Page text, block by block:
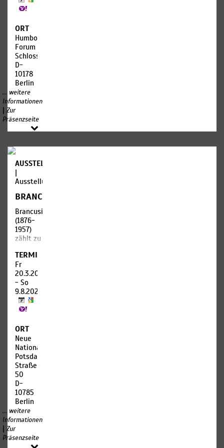
des
und das
Prinzip
der
Autor*innenschaft
hinterfragen.
Sâadane
Afifs
Installationen,
Objekte,
Konzerte
Familienalben
Archive.
Sie
enthüllen
Geschichten,
thematisieren
kollektives
Vergessen
und
öffnen
neue
Bedeutungsschichten
für die
Andreanis
Jubiläumsbeitrag
rahmt
Sammlungen
zeitgenössische
Perspektiven
neu: Die
Ausstellungsarchitektur
verweist
Sigmar
Polkes
Ausstellung
„Drei
Lügen
der
Malerei“
Hamburger
Bahnhof
von
1997
und ihre
Gemälde
we
Legenden
soll
Zhong
Kui 鍾馗
ein
brillanter
Gelehrter
gewesen
sein.
Obwohl
er in der
kaiserlichen
Beamtenprüfung
wurde,
verweigerte
der
ihm
seines
Aussehens
diesen
Ehrentitel
(狀元).
nahm er
sich das
Leben.
Der
Höllenkönig
erkannte
jedoch
Potenzial
und
beauftragte
ihn,
böse
Geister
zu
jagen.
In der
Kunst
Zhong
Kui oft
ORT
Humboldt
Forum
Schlossplatz
D-
10178
Berlin
... weitere
Informationen
Zur
Präsenzseite
AUSSTELLUNGEN
Ausstellung
BRANCUSI
Brancusi
(1876-
1957)
zählt zu
bedeutendsten
Bildhauern
des 20.
Jahrhunderts.
Nach
traditionell-
akademischen
in
Rumänien
fand er
ab 1907
in Paris
zu
einem
eigenen
Stil.
Seine
organischen
bis auf
das
Wesentliche
TERMIN
Fr
20.3.2026
- So
9.8.2026
ORT
Neue
Nationalgalerie
Potsdamer
Straße
50
D-
10785
Berlin
... weitere
Informationen
Zur
Präsenzseite